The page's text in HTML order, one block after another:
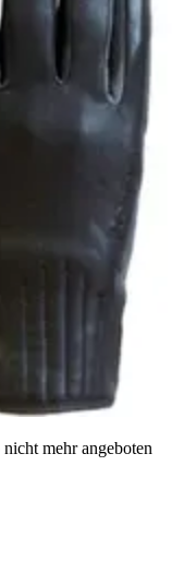
mehr angeboten